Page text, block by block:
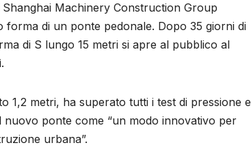
Machinery Construction Group
forma di un ponte pedonale. Dopo 35 giorni di
di S lungo 15 metri si apre al pubblico al
1,2 metri, ha superato tutti i test di pressione e
ponte come “un modo innovativo per
urbana”.